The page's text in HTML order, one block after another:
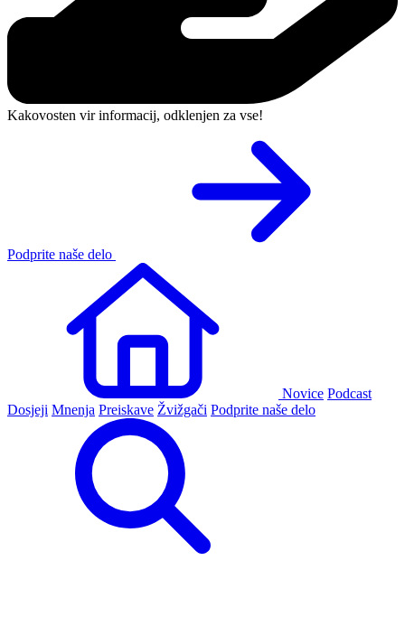
Kakovosten vir informacij, odklenjen za vse!
Podprite naše delo
Novice Podcast
Dosjeji Mnenja Preiskave Žvižgači Podprite naše delo